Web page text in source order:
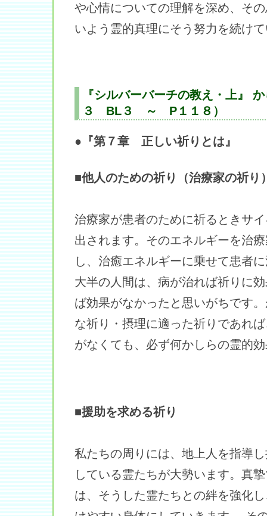
や心情についての理解を深め、そ
いよう霊的真理にそう努力を続け
『シルバーバーチの教え・上』
３ BL３ ～ P１１８）
●『第７章 正しい祈りとは』
■他人のための祈り（治療家の祈り
治療家が患者のために祈るときサ
出されます。そのエネルギーを治
し、治癒エネルギーに乗せて患者
大半の人間は、病が治れば祈りに
ば効果がなかったと思いがちです
な祈り・摂理に適った祈りであれ
がなくても、必ず何かしらの霊的
■援助を求める祈り
私たちの周りには、地上人を指導
している霊たちが大勢います。真
は、そうした霊たちとの絆を強化